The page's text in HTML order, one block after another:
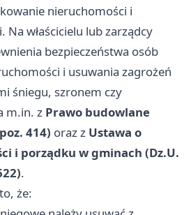
nieruchomości i
właścicielu lub zarządcy
bezpieczeństwa osób
i usuwania zagrożeń
śniegu, szronem czy
m.in. z Prawo budowlane
414) oraz z Ustawa o
i porządku w gminach (Dz.U.
.
że: